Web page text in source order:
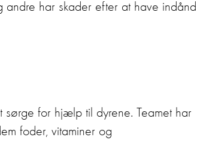
har skader efter at have
sørge for hjælp til dyrene. Teamet har
foder, vitaminer og